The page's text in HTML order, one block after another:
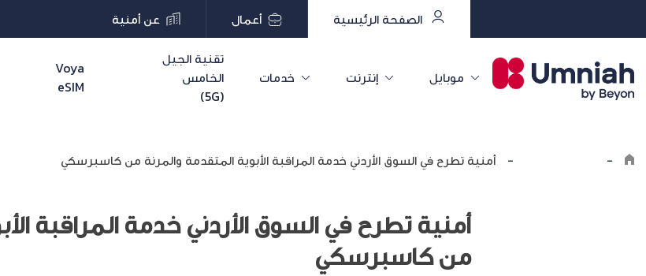
الصفحة الرئيسية أعمال عن أمنية
موبايل إنترنت خدمات
تقنية الجيل
الخامس
(5G)
Voya
eSIM
-
- أمنية تطرح في السوق الأردني خدمة المراقبة الأبوية المتقدمة والمرنة من كاسبرسكي
أمنية تطرح في السوق الأردني خدمة المراقبة
من كاسبرسكي